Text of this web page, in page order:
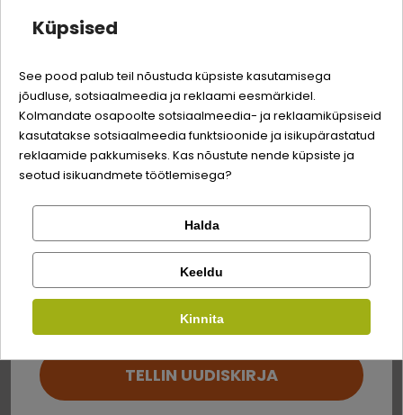
Kirjuta arvustus
liha ja lihatooted (Itaalia vasikamaks 23% ja
kalatooted, mineraalid
Analüütilise koostisosad
toorvalk
toorkiud
0,5%
toorrasv
2,4%
Söödalisandid
Quality:
Kirjuta arvustus
Kontrolli tellimust
Logi sisse
Registreeru
Facebook
Google
-3% soodustust
Sina ja su perekonna parim sõber väärite veel
odavamat hinda!
Lemmikloom
Kauplus
TELLIN UUDISKIRJA
Küpsised
See pood palub teil nõustuda küpsiste kasutamisega
jõudluse, sotsiaalmeedia ja reklaami eesmärkidel.
Kolmandate osapoolte sotsiaalmeedia- ja reklaamiküpsiseid
kasutatakse sotsiaalmeedia funktsioonide ja isikupärastatud
reklaamide pakkumiseks. Kas nõustute nende küpsiste ja
seotud isikuandmete töötlemisega?
Halda
Keeldu
Kinnita